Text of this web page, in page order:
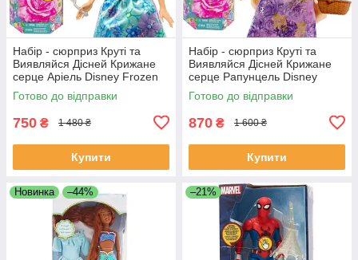
Набір - сюрприз Круті та
Виявляйся Дісней Крижане
серце Аріель Disney Frozen
Ariel Spin & Reveal HTV88
Готово до відправки
750 ₴ 1 480 ₴
Купити
Набір - сюрприз Круті та
Виявляйся Дісней Крижане
серце Рапунцель Disney
Frozen Rapunzel Spin &
Reveal HTV86
Готово до відправки
870 ₴ 1 600 ₴
Купити
Новинка –44% –21%